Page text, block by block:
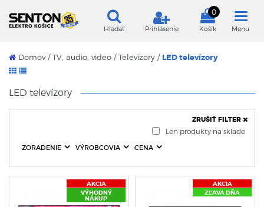
Hľadať Prihlásenie
0
Košík Menu
Domov/ TV, audio, video / Televízory / LED televízory
LED televízory
Len produkty na sklade
ZORADENIE VÝROBCOVIA CENA
ZRUŠIŤ FILTER
AKCIA
VÝHODNÝ
NÁKUP
AKCIA
ZĽAVA DŇA